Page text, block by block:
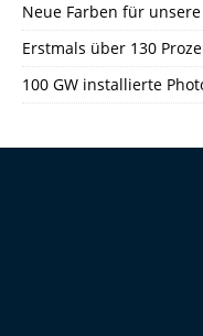
Neue Farben für
Erstmals über 130
100 GW installierte